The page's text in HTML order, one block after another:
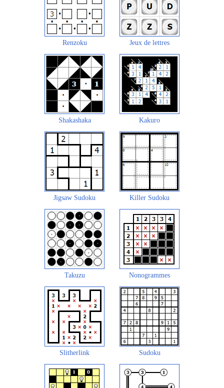
Renzoku Jeux de lettres
Shakashaka Kakuro
Jigsaw Sudoku Killer Sudoku
Takuzu Nonogrammes
Slitherlink Sudoku